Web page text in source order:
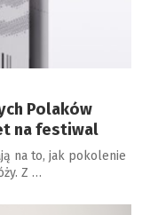
Polaków
na festiwal
na to, jak pokolenie
Z …